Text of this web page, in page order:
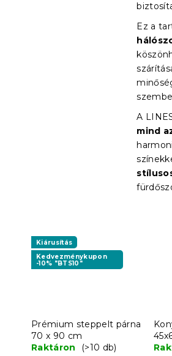
Ez a
A
mind
Kiárusítás
Kedvezménykupon
-10% "BTS10"
Prémium steppelt párna
70 x 90 cm
Raktáron
(>10 db)